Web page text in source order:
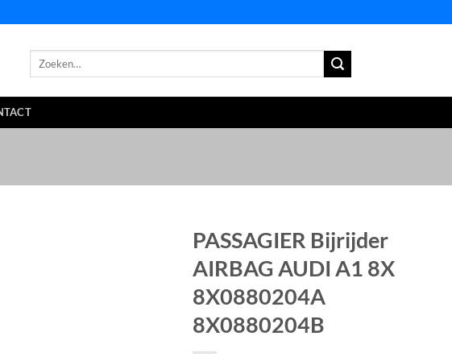
Zoeken
PASSAGIER Bijrijder
AIRBAG AUDI A1 8X
8X0880204A
8X0880204B